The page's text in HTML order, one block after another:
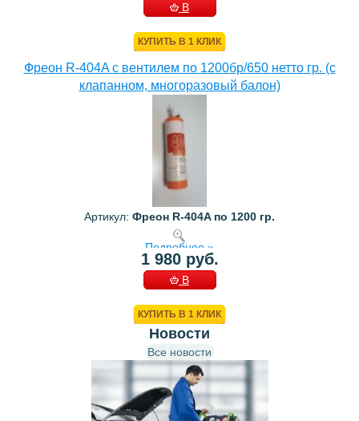
В
КУПИТЬ В 1 КЛИК
Фреон R-404A с вентилем по 1200бр/650 нетто гр. (с
клапанном, многоразовый балон)
Артикул: Фреон R-404A по 1200 гр.
Подробнее »
1 980 руб.
В
КУПИТЬ В 1 КЛИК
Новости
Все новости